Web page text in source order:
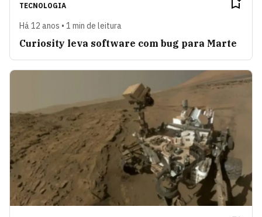
TECNOLOGIA
Há 12 anos • 1 min de leitura
Curiosity leva software com bug para Marte